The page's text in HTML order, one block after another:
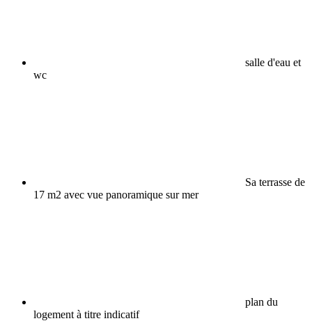
salle d'eau et
wc
Sa terrasse de
17 m2 avec vue panoramique sur mer
plan du
logement à titre indicatif